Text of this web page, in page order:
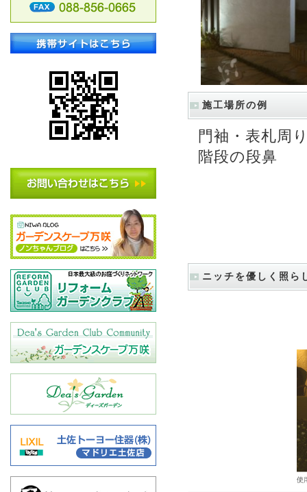
施工場所の例
門袖・表札周
階段の段鼻
ニッチを優しく照ら